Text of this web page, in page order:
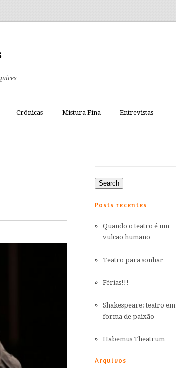
Crônicas Mistura Fina Entrevistas
Posts recentes
Quando o teatro é um
vulcão humano
Teatro para sonhar
Férias!!!
Shakespeare: teatro em
forma de paixão
Habemus Theatrum
Arquivos